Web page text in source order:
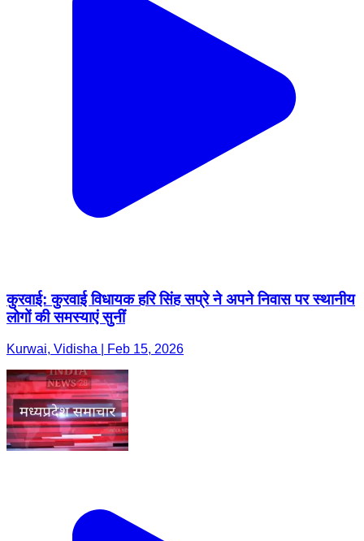
कुरवाई: कुरवाई विधायक हरि सिंह सप्रे ने अपने निवास पर स्थानीय
लोगों की समस्याएं सुनीं
Kurwai, Vidisha | Feb 15, 2026